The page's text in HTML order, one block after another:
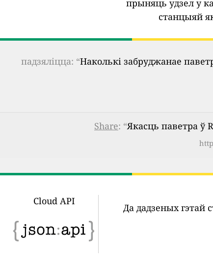
прыняць удзел у
станцыяй
падзяліцца: “Наколькі забруджанае
Share: “Якасць паветра ў
Cloud API
Да дадзеных гэтай